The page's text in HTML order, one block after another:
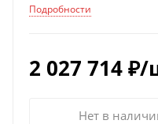
Подробности
2 027 714₽/
Нет в